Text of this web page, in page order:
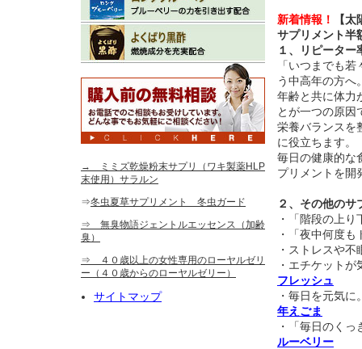
新着情報！
【
サプリメント半
１、リピータ
「いつまでも
う中高年の方へ
年齢と共に体力
とが一つの原因
栄養バランスを
に役立ちます。
毎日の健康的な
プリメントを開
２、その他のサ
・「階段の上
・「夜中何度
・ストレスや
・エチケット
フレッシュ
・毎日を元気
年えごま
・「毎日のく
ルーベリー
→ ミミズ乾燥粉末サプリ（ワキ製薬HLP
末使用）サラルン
⇒冬虫夏草サプリメント 冬虫ガード
⇒ 無臭物語ジェントルエッセンス（加齢
臭）
⇒ ４０歳以上の女性専用のローヤルゼリ
ー（４０歳からのローヤルゼリー）
サイトマップ